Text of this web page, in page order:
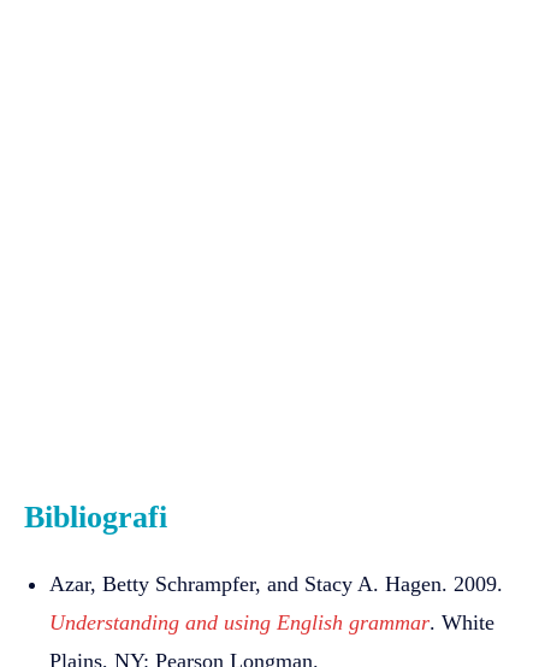
Bibliografi
Azar, Betty Schrampfer, and Stacy A. Hagen. 2009.
Understanding and using English grammar. White
Plains, NY: Pearson Longman.